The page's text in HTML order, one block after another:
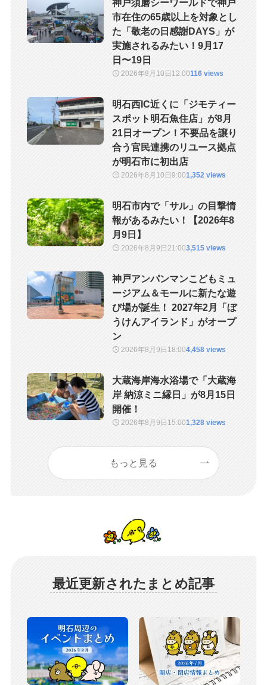
神戸須磨シーワールドで神戸
市在住の65歳以上を対象とし
た「敬老の日感謝DAYS」が
実施されるみたい！9月17
日〜19日
2026年8月10日 12:00116 views
明石西IC近くに「ジモティー
スポット明石魚住店」が8月
21日オープン！不要品を譲り
合う官民連携のリユース拠点
が明石市に初出店
2026年8月10日9:001,352 views
明石市内で「サル」の目撃情
報があるみたい！【2026年8
月9日】
2026年8月9日21:003,515 views
神戸アンパンマンこどもミュ
ージアム＆モールに新たな遊
び場が誕生！ 2027年2月「ぼ
うけんアイランド」がオープ
ン
2026年8月9日 18:004,458 views
大蔵海岸海水浴場で「大蔵海
岸 納涼ミニ縁日」が8月15日
開催！
2026年8月9日 15:001,328 views
もっと見る
最近更新されたまとめ記事